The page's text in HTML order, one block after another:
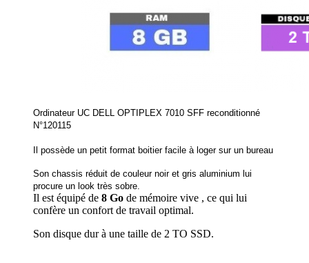
Ordinateur UC DELL OPTIPLEX 7010 SFF reconditionné
N°120115
Il possède un petit format boitier facile à loger sur un bureau
Son chassis réduit de couleur noir et gris aluminium lui
procure un look très sobre.
Il est équipé de 8 Go de mémoire vive , ce qui lui
confère un confort de travail optimal.
Son disque dur à une taille de 2 TO SSD.